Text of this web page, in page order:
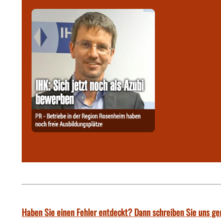
Haben Sie einen Fehler entdeckt? Dann schreiben Sie uns